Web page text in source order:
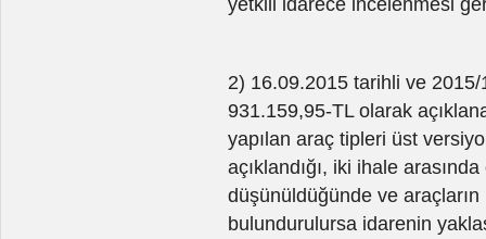
2) 16.09.2015 tarihli ve
931.159,95-TL olarak
yapılan araç tipleri üst
açıklandığı, iki ihale
düşünüldüğünde ve
bulundurulursa idarenin